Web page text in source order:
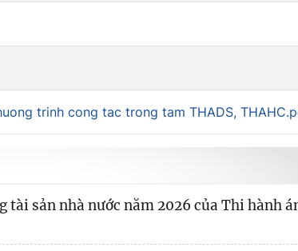
trinh cong tac trong tam THADS,
sản nhà nước năm 2026 của Thi hành